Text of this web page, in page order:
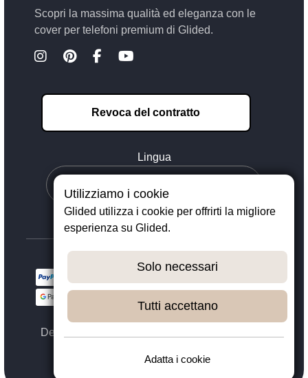
Scopri la massima qualità ed eleganza con le
cover per telefoni premium di Glided.
Revoca del contratto
Lingua
Designed with ❤️ in Dortmund - © 2023 - 2026,
Utilizziamo i cookie
Glided utilizza i cookie per offrirti la migliore
esperienza su Glided.
Solo necessari
Tutti accettano
Adatta i cookie